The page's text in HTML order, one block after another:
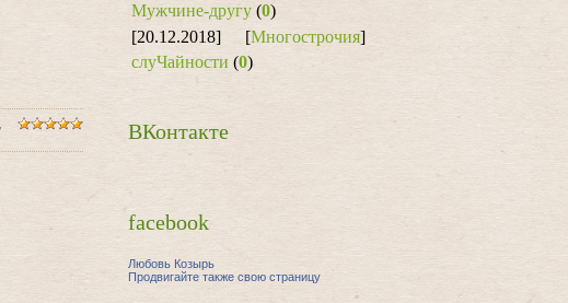
Мужчине-другу (0)
[20.12.2018]
[Многострочия]
слуЧайности (0)
ВКонтакте
facebook
Любовь Козырь
Продвигайте также свою страницу